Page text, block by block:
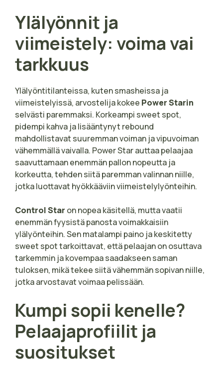
Ylälyönnit ja
viimeistely: voima vai
tarkkuus
Ylälyöntitilanteissa, kuten smasheissa ja
viimeistelyissä, arvostelija kokee Power Starin
selvästi paremmaksi. Korkeampi sweet spot,
pidempi kahva ja lisääntynyt rebound
mahdollistavat suuremman voiman ja vipuvoiman
vähemmällä vaivalla. Power Star auttaa pelaajaa
saavuttamaan enemmän pallon nopeutta ja
korkeutta, tehden siitä paremman valinnan niille,
jotka luottavat hyökkääviin viimeistelylyönteihin.
Control Star on nopea käsitellä, mutta vaatii
enemmän fyysistä panosta voimakkaisiin
ylälyönteihin. Sen matalampi paino ja keskitetty
sweet spot tarkoittavat, että pelaajan on osuttava
tarkemmin ja kovempaa saadakseen saman
tuloksen, mikä tekee siitä vähemmän sopivan niille,
jotka arvostavat voimaa pelissään.
Kumpi sopii kenelle?
Pelaajaprofiilit ja
suositukset